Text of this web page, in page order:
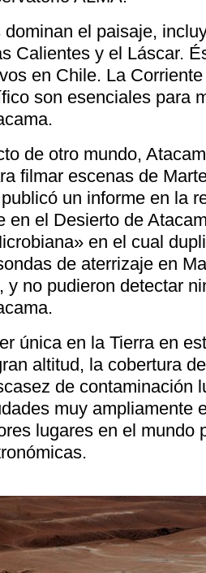
el paisaje,
Calientes y el Láscar.
en Chile. La
son esenciales para
de otro mundo,
filmar escenas de
un informe en la
en el Desierto de
en el cual
de aterrizaje en
y no pudieron detectar
única en la Tierra en
altitud, la cobertura
de contaminación
muy ampliamente
lugares en el mundo